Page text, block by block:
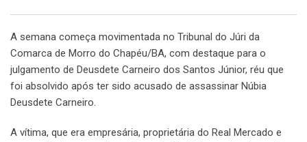
A semana começa movimentada no Tribunal do Júri da
Comarca de Morro do Chapéu/BA, com destaque para o
julgamento de Deusdete Carneiro dos Santos Júnior, réu que
foi absolvido após ter sido acusado de assassinar Núbia
Deusdete Carneiro.
A vítima, que era empresária, proprietária do Real Mercado e